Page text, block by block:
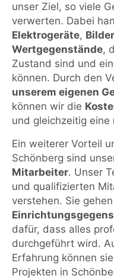
unser Ziel, so viele
verwerten. Dabei
Elektrogeräte, Bilder
Wertgegenstände,
Zustand sind und
können. Durch den
unserem eigenen
können wir die
und gleichzeitig
Ein weiterer Vorteil
Schönberg sind
Mitarbeiter. Unser
und qualifizierten
verstehen. Sie gehen
dafür, dass alles
durchgeführt wird.
Erfahrung können
Projekten in